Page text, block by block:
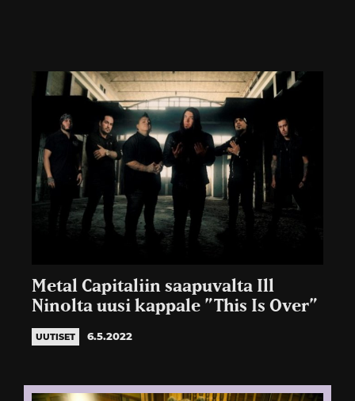
Metal Capitaliin saapuvalta Ill
Ninolta uusi kappale ”This Is Over”
UUTISET 6.5.2022